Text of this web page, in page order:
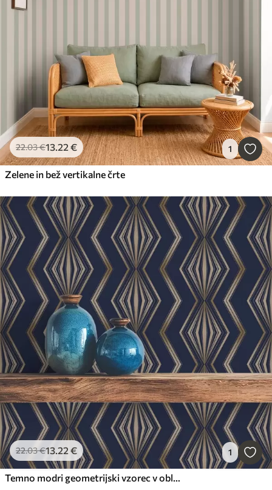
22.03€13.22 € 1
Zelene in bež vertikalne črte
22.03€13.22 € 1
Temno modri geometrijski vzorec v obliki diamanta